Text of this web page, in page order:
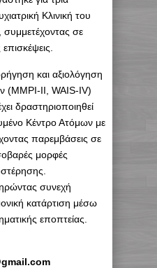
Κλινική του
σε
επισκέψεις.
και αξιολόγηση
(MMPI-II, WAIS-IV)
δραστηριοποιηθεί
Κέντρο Ατόμων με
παρεμβάσεις σε
μορφές
συνεχή
κατάρτιση μέσω
εποπτείας.